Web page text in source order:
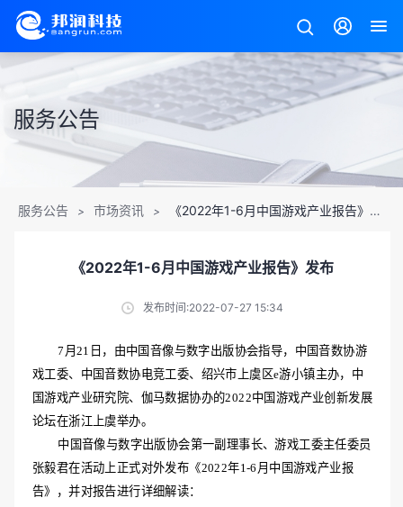
服务公告
服务公告 > 市场资讯 > 《2022年1-6月中国游戏产业报告》发布
《2022年1-6月中国游戏产业报告》发布
发布时间:2022-07-27 15:34
7月21日，由中国音像与数字出版协会指导，中国音数协游
戏工委、中国音数协电竞工委、绍兴市上虞区e游小镇主办，中
国游戏产业研究院、伽马数据协办的2022中国游戏产业创新发展
论坛在浙江上虞举办。
中国音像与数字出版协会第一副理事长、游戏工委主任委员
张毅君在活动上正式对外发布《2022年1-6月中国游戏产业报
告》，并对报告进行详细解读：